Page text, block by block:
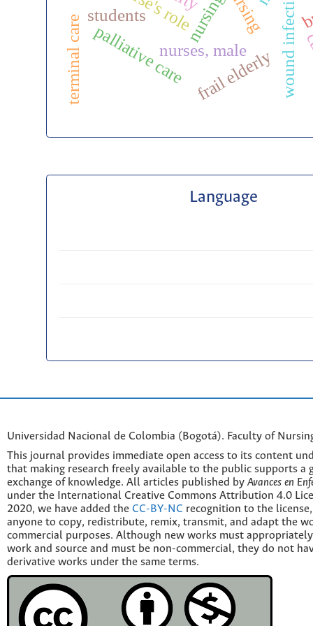
nursing
nurses, male wound infection
frail elderly
palliative care
terminal care students
Language
Universidad Nacional de Colombia (Bogotá). Faculty of
This journal provides immediate open access to its content
that making research freely available to the public supports a
exchange of knowledge. All articles published by Avances en
under the International Creative Commons Attribution 4.0
2020, we have added the CC-BY-NC recognition to the
anyone to copy, redistribute, remix, transmit, and adapt the
commercial purposes. Although new works must
work and source and must be non-commercial, they do not
derivative works under the same terms.